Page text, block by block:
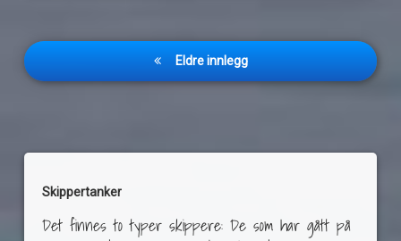
Innleggnavigasjon
Eldre innlegg
Skippertanker
Det finnes to typer skippere: De som har gått på